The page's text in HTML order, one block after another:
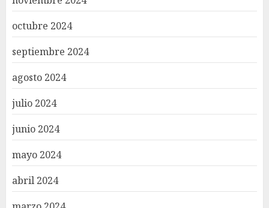
octubre 2024
septiembre 2024
agosto 2024
julio 2024
junio 2024
mayo 2024
abril 2024